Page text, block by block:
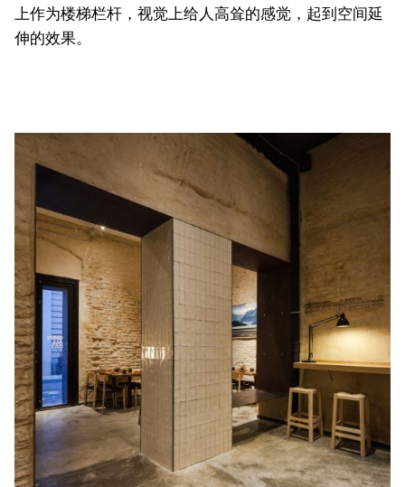
上作为楼梯栏杆，视觉上给人高耸的感觉，起到空间延
伸的效果。